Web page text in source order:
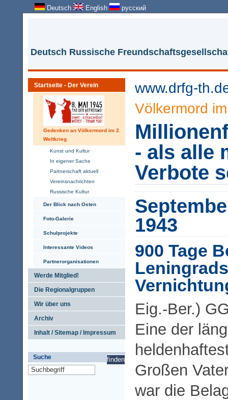
Deutsch English русский
Deutsch Russische
Startseite - Der Verein
Gedenken an Völkermord im 2.
Weltkrieg
Kunst und Kultur
In eigener Sache
Partnerschaft aktuell
Vereinsnachrichten
Russische Kultur
Der Blick nach Osten
Foto-Galerie
Schulprojekte
Interessante Videos
Partnerorganisationen
Werde Mitglied!
Die Regionalgruppen
Wir über uns
Archiv
Inhalt / Sitemap / Impressum
Suche
www.drfg-
Völkermord
- als alle
Verbote
1943
900 Tage
Eig.-Ber.)
Eine der
Großen
war die